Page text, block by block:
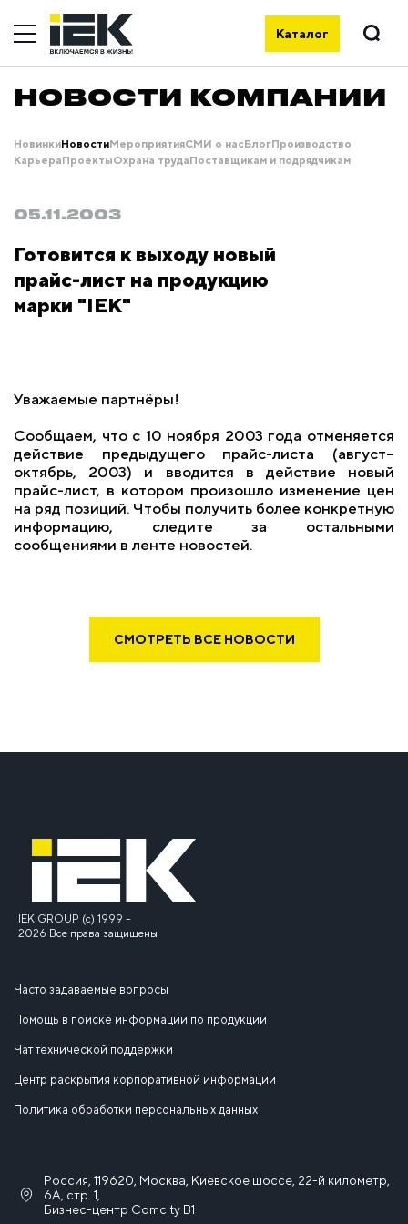
Каталог
НОВОСТИ КОМПАНИИ
НовинкиНовостиМероприятияСМИ о насБлогПроизводство
КарьераПроектыОхрана трудаПоставщикам и подрядчикам
05.11.2003
Готовится к выходу новый
прайс-лист на продукцию
марки "IEK"
Уважаемые партнёры!
Сообщаем, что с 10 ноября 2003 года отменяется
действие предыдущего прайс-листа (август–
октябрь, 2003) и вводится в действие новый
прайс-лист, в котором произошло изменение цен
на ряд позиций. Чтобы получить более конкретную
информацию, следите за остальными
сообщениями в ленте новостей.
СМОТРЕТЬ ВСЕ НОВОСТИ
IEK GROUP (c) 1999 –
2026 Все права защищены
Часто задаваемые вопросы
Помощь в поиске информации по продукции
Чат технической поддержки
Центр раскрытия корпоративной информации
Политика обработки персональных данных
Россия, 119620, Москва, Киевское шоссе, 22-й километр,
6А, стр. 1,
Бизнес-центр Comcity B1